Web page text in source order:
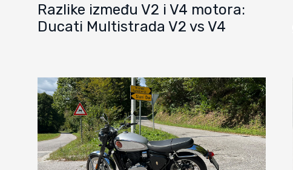
Razlike između V2 i V4 motora:
Ducati Multistrada V2 vs V4